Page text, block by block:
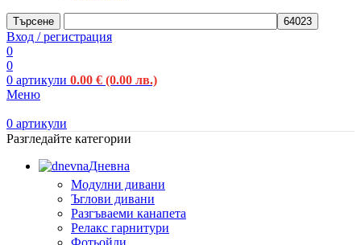
Търсене
Вход / регистрация
0
0
0 артикули 0.00 € (0.00 лв.)
Меню
0 артикули
Разгледайте категории
Дневна
Модулни дивани
Ъглови дивани
Разгъваеми канапета
Релакс гарнитури
Фотьойли